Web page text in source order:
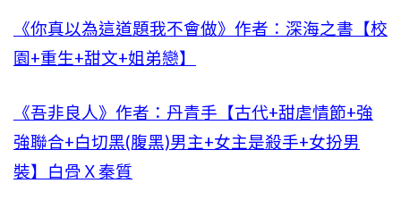
《你真以為這道題我不會做》作者：深海之書【校
園+重生+甜文+姐弟戀】
《吾非良人》作者：丹青手【古代+甜虐情節+強
強聯合+白切黑(腹黑)男主+女主是殺手+女扮男
裝】白骨Ｘ秦質